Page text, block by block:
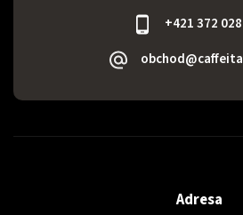
+421 372
Adresa